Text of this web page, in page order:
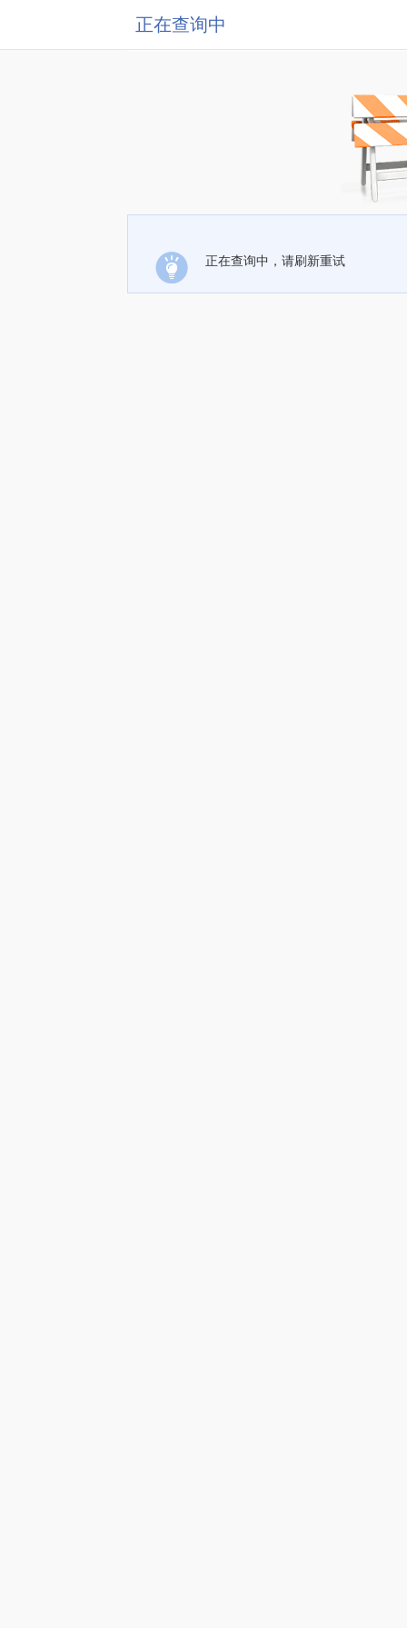
正在查询中
正在查询中，请刷新重试